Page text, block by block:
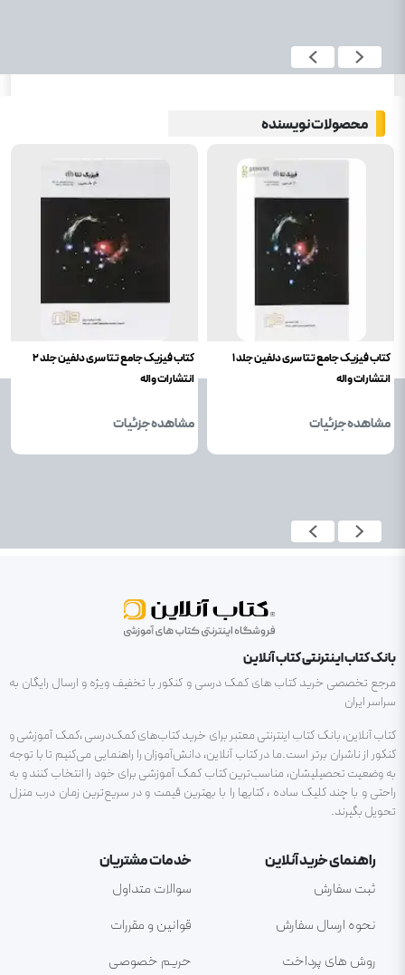
محصولات نویسنده
کتاب فیزیک جامع تتا سری دلفین جلد 1
انتشارات واله
مشاهده جزئیات
کتاب فیزیک جامع تتا سری دلفین جلد 2
انتشارات واله
مشاهده جزئیات
بانک کتاب اینترنتی کتاب آنلاین
مرجع تخصصی خرید کتاب های کمک درسی و کنکور با تخفیف ویژه و ارسال رایگان به
سراسر ایران
کتاب آنلاین، بانک کتاب اینترنتی معتبر برای خرید کتاب‌های کمک‌درسی ،کمک آموزشی و
کنکور از ناشران برتر است.ما در کتاب آنلاین، دانش‌آموزان را راهنمایی می‌کنیم تا با توجه
به وضعیت تحصیلیشان، مناسب‌ترین کتاب کمک آموزشی برای خود را انتخاب کنند و به
راحتی و با چند کلیک ساده ، کتابها را با بهترین قیمت و در سریع‌ترین زمان درب منزل
تحویل بگیرند.
راهنمای خرید آنلاین
ثبت سفارش
نحوه ارسال سفارش
روش های پرداخت
خدمات مشتریان
سوالات متداول
قوانین و مقررات
حریم خصوصی